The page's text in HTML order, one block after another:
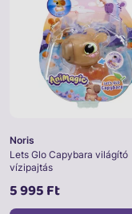
Noris
Lets Glo Capybara világító
vízipajtás
5 995 Ft